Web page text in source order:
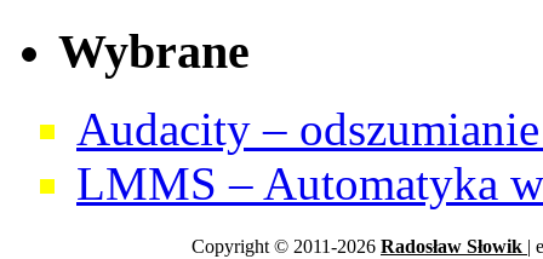
Wybrane
Audacity –
LMMS – Automatyka
Copyright © 2011-2026 Radosław Słowik |